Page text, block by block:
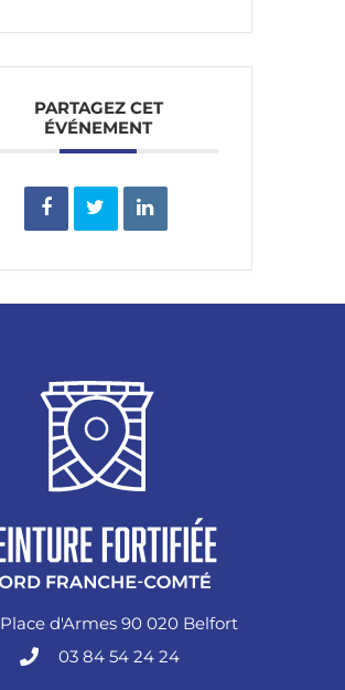
PARTAGEZ CET
ÉVÉNEMENT
Place d'Armes 90 020 Belfort
03 84 54 24 24